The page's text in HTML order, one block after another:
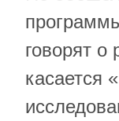
говорят о
касается